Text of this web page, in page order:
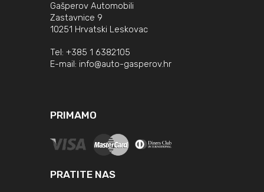
Gašperov Automobili
Zastavnice 9
10251 Hrvatski Leskovac
Tel: +385 1 6382105
E-mail: info@auto-gasperov.hr
PRIMAMO
PRATITE NAS